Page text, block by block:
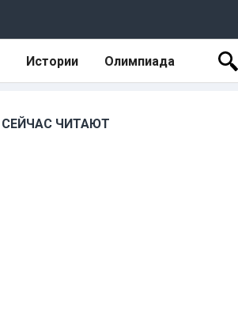
Истории Олимпиада
СЕЙЧАС ЧИТАЮТ